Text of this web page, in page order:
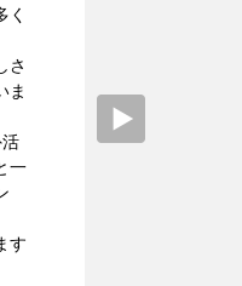
く
さ
ま
一
す